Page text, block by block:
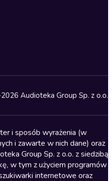
Audioteka Group Sp. z o.o.
i sposób wyrażenia (w
i zawarte w nich dane) oraz
Group Sp. z o.o. z siedzibą
w tym z użyciem programów
internetowe oraz